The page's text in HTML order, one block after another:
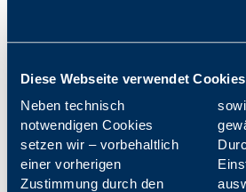
Diese Webseite verwendet Cookies
Neben technisch
notwendigen Cookies
setzen wir – vorbehaltlich
einer vorherigen
Zustimmung durch den
sowie unserer Angebote
gewährleisten zu können.
Durch entsprechende
Einstellungen können Sie
auswählen, ob Sie solche
Beschwerdemöglichkeit
Datensicherheit
Aktualität, Stand und Änderungen